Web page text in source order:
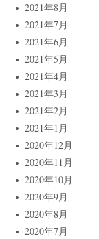
2021年8月
2021年7月
2021年6月
2021年5月
2021年4月
2021年3月
2021年2月
2021年1月
2020年12月
2020年11月
2020年10月
2020年9月
2020年8月
2020年7月